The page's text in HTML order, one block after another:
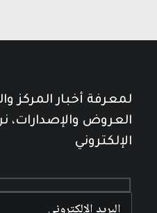
لمعرفة أخبار المركز
العروض والإصدارات،
الإلكتروني